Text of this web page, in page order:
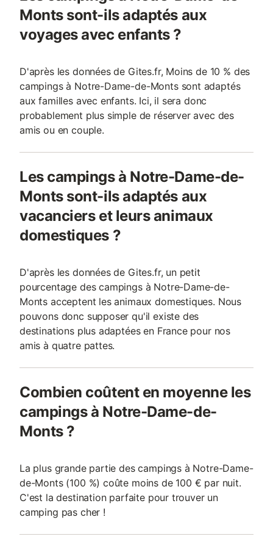
Monts sont-ils adaptés aux
voyages avec enfants ?
D'après les données de Gites.fr, Moins de 10 % des
campings à Notre-Dame-de-Monts sont adaptés
aux familles avec enfants. Ici, il sera donc
probablement plus simple de réserver avec des
amis ou en couple.
Les campings à Notre-Dame-de-
Monts sont-ils adaptés aux
vacanciers et leurs animaux
domestiques ?
D'après les données de Gites.fr, un petit
pourcentage des campings à Notre-Dame-de-
Monts acceptent les animaux domestiques. Nous
pouvons donc supposer qu'il existe des
destinations plus adaptées en France pour nos
amis à quatre pattes.
Combien coûtent en moyenne les
campings à Notre-Dame-de-
Monts ?
La plus grande partie des campings à Notre-Dame-
de-Monts (100 %) coûte moins de 100 € par nuit.
C'est la destination parfaite pour trouver un
camping pas cher !